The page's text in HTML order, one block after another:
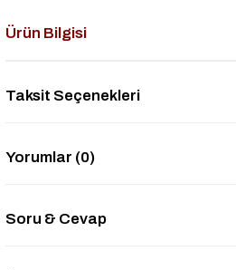
Ürün Bilgisi
Taksit Seçenekleri
Yorumlar (0)
Soru & Cevap